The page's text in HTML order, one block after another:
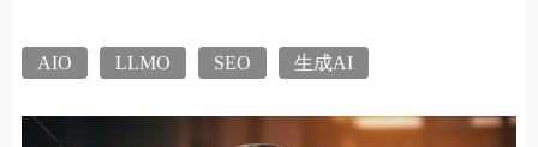
AIO LLMO SEO 生成AI